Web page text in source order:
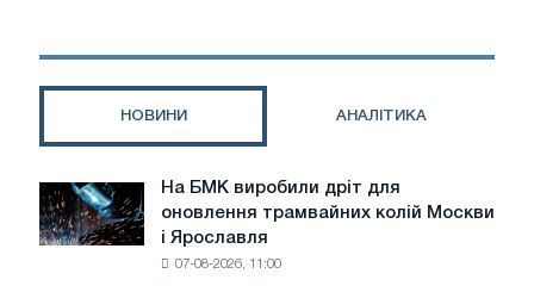
щодо
докази,
та
обмеження
НОВИНИ АНАЛІТИКА
На
БМК
виробили
На БМК виробили дріт для
оновлення трамвайних колій Москви
і Ярославля
07-08-2026, 11:00